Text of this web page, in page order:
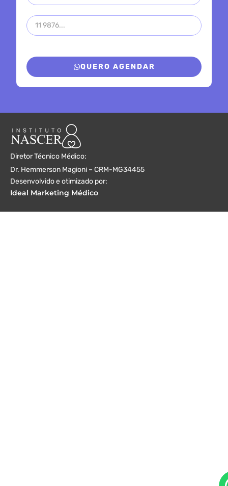
QUERO AGENDAR
Diretor Técnico Médico:
Dr. Hemmerson Magioni – CRM-MG34455
Desenvolvido e otimizado por:
Ideal Marketing Médico